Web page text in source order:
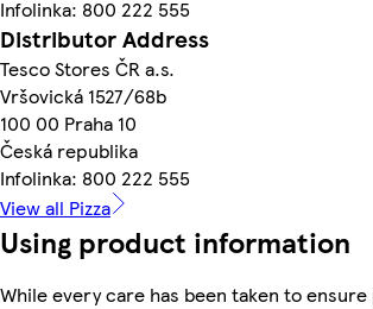
Infolinka: 800 222 555
Distributor Address
Tesco Stores ČR a.s.
Vršovická 1527/68b
100 00 Praha 10
Česká republika
Infolinka: 800 222 555
View all Pizza
Using product information
While every care has been taken to